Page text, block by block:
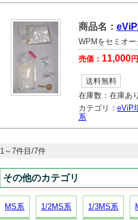
商品名：
WPMをセミオ
売価： 11,000円
送料無料
在庫数： 在庫あ
カテゴリ： eViP
系
1～7件目/7件
その他のカテゴリ
MS系 1/2MS系 1/3MS系